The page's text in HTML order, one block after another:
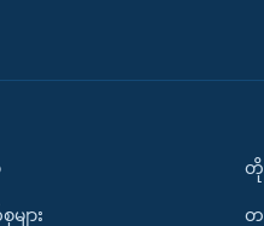
ျား
တို
တ